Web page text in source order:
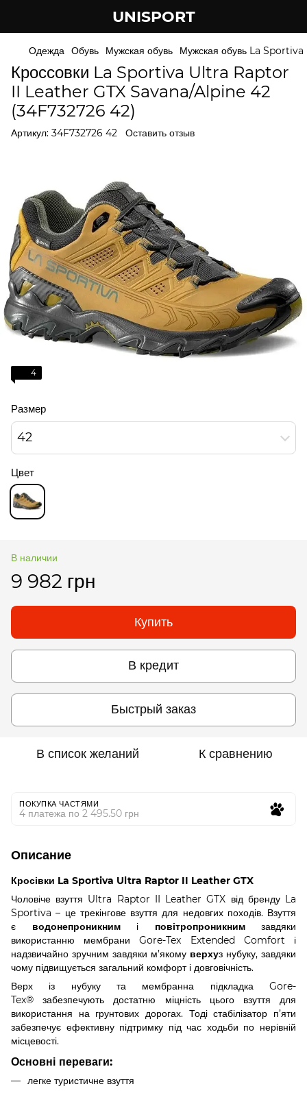
UNISPORT
Одежда Обувь Мужская обувь Мужская обувь La Sportiva
Кроссовки La Sportiva Ultra Raptor
II Leather GTX Savana/Alpine 42
(34F732726 42)
Артикул: 34F732726 42 Оставить отзыв
4
Размер
42
Цвет
В наличии
9 982 грн
Купить
В кредит
Быстрый заказ
В список желаний К сравнению
ПОКУПКА ЧАСТЯМИ
4 платежа по 2 495.50 грн
Описание
Кросівки La Sportiva Ultra Raptor II Leather GTX
Чоловіче взуття Ultra Raptor II Leather GTX від бренду La
Sportiva – це трекінгове взуття для недовгих походів. Взуття
є водонепроникнимі повітропроникнимзавдяки
використанню мембрани Gore-Tex Extended Comfort і
надзвичайно зручним завдяки м’якому верхуз нубуку, завдяки
чому підвищується загальний комфорт і довговічність.
Верх із нубуку та мембранна підкладка Gore-
Tex® забезпечують достатню міцність цього взуття для
використання на грунтових дорогах. Тоді стабілізатор п’яти
забезпечує ефективну підтримку під час ходьби по нерівній
місцевості.
Основні переваги:
легке туристичне взуття